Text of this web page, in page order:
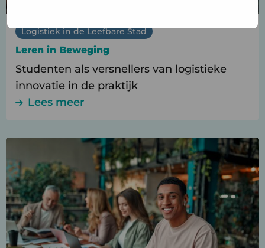
Leren in Beweging
Logistiek in de Leefbare Stad
Studenten als versnellers van logistieke
innovatie in de praktijk
Lees meer
meer
over
Learning
Communities